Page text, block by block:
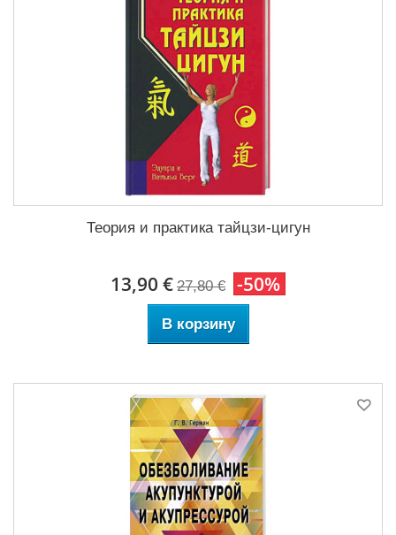
Теория и практика тайцзи-цигун
13,90 € 27,80 € -50%
В корзину